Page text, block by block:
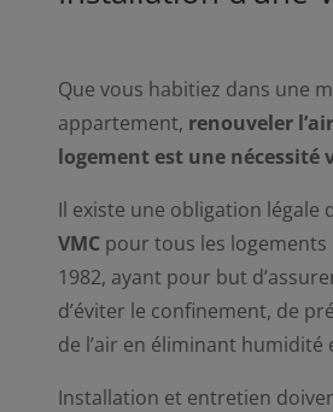
Que vous habitiez dans une
appartement, renouveler
logement est une nécessité
Il existe une obligation légale
VMC pour tous les
1982, ayant pour but
d’éviter le confinement, de
de l’air en éliminant humidité
Installation et entretien